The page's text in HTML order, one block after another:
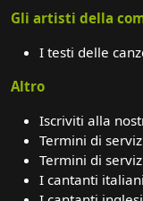
Gli artisti della
I testi delle
Altro
Iscriviti alla
Termini di
Termini di
I cantanti